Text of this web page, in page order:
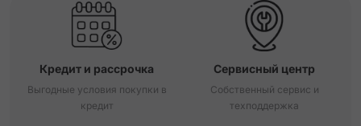
Кредит и рассрочка
Выгодные условия покупки в
кредит
Сервисный центр
Собственный сервис и
техподдержка